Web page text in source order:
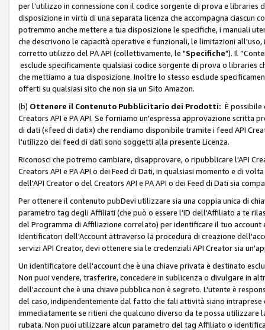
per l'utilizzo in connessione con il codice sorgente di prova e libraries
disposizione in virtù di una separata licenza che accompagna ciascun
potremmo anche mettere a tua disposizione le specifiche, i manuali
che descrivono le capacità operative e funzionali, le limitazioni
corretto utilizzo del PA API (collettivamente, le "Specifiche"). Il
esclude specificamente qualsiasi codice sorgente di prova o libraries
che mettiamo a tua disposizione. Inoltre lo stesso esclude
offerti su qualsiasi sito che non sia un Sito Amazon.
(b) Ottenere il Contenuto Pubblicitario dei Prodotti: È
Creators API e PA API. Se forniamo un'espressa approvazione
di dati («feed di dati») che rendiamo disponibile tramite i feed API
l'utilizzo dei feed di dati sono soggetti alla presente Licenza.
Riconosci che potremo cambiare, disapprovare, o ripubblicare l'API
Creators API e PA API o dei Feed di Dati, in qualsiasi momento e di
dell'API Creator o del Creators API e PA API o dei Feed di Dati sia
Per ottenere il contenuto pubDevi utilizzare sia una coppia unica di
parametro tag degli Affiliati (che può o essere l'ID dell'Affiliato a te
del Programma di Affiliazione correlato) per identificare il tuo account
Identificatori dell'Account attraverso la procedura di creazione
servizi API Creator, devi ottenere sia le credenziali API Creator sia
Un identificatore dell'account che è una chiave privata è destinato
Non puoi vendere, trasferire, concedere in sublicenza o divulgare in
dell'account che è una chiave pubblica non è segreto. L'utente è
del caso, indipendentemente dal fatto che tali attività siano
immediatamente se ritieni che qualcuno diverso da te possa
rubata. Non puoi utilizzare alcun parametro del tag Affiliato o